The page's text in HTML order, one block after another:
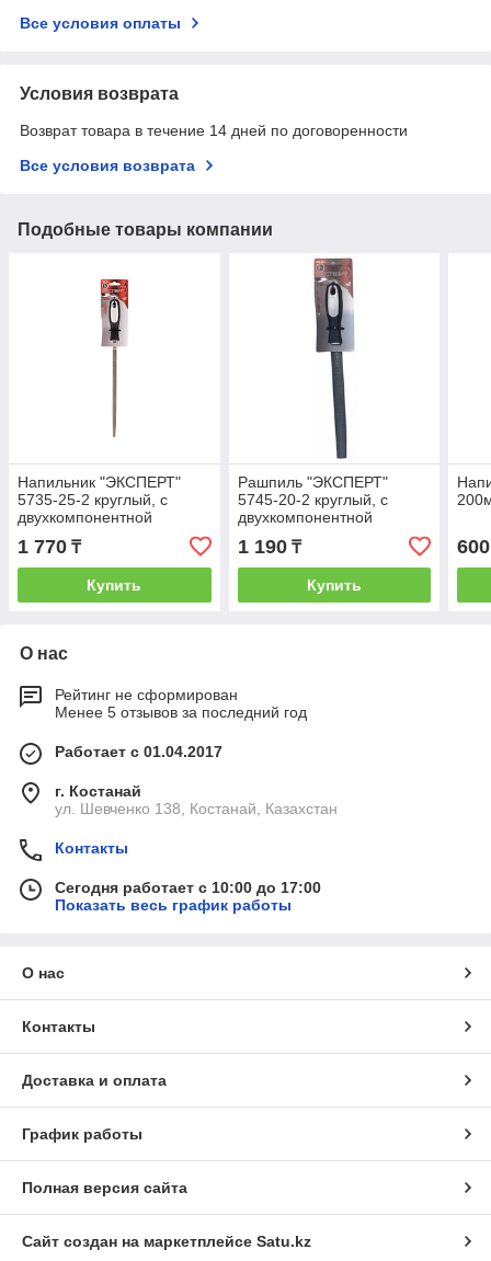
Все условия оплаты
Условия возврата
Возврат товара в течение 14 дней по договоренности
Все условия возврата
Подобные товары компании
Напильник "ЭКСПЕРТ"
5735-25-2 круглый, с
двухкомпонентной
рукояткой, №2,
250мм(60шт/кор)
1 770 ₸
Купить
Рашпиль "ЭКСПЕРТ"
5745-20-2 круглый, с
двухкомпонентной
рукояткой, №2, 200мм ***
1 190₸
Купить
600
О нас
Рейтинг не сформирован
Менее 5 отзывов за последний год
Работает с 01.04.2017
г. Костанай
ул. Шевченко 138, Костанай, Казахстан
Контакты
Сегодня работает с 10:00 до 17:00
Показать весь график работы
О нас
Контакты
Доставка и оплата
График работы
Полная версия сайта
Сайт создан на маркетплейсе Satu.kz